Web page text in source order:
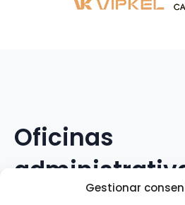
Gestionar
Oficinas